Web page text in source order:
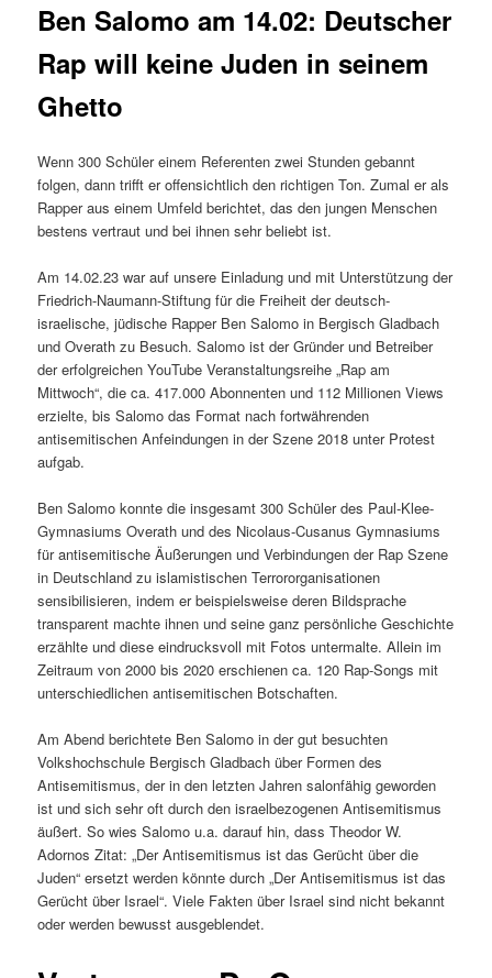
Ben Salomo am 14.02: Deutscher
Rap will keine Juden in seinem
Ghetto
Wenn 300 Schüler einem Referenten zwei Stunden gebannt
folgen, dann trifft er offensichtlich den richtigen Ton. Zumal er als
Rapper aus einem Umfeld berichtet, das den jungen Menschen
bestens vertraut und bei ihnen sehr beliebt ist.
Am 14.02.23 war auf unsere Einladung und mit Unterstützung der
Friedrich-Naumann-Stiftung für die Freiheit der deutsch-
israelische, jüdische Rapper Ben Salomo in Bergisch Gladbach
und Overath zu Besuch. Salomo ist der Gründer und Betreiber
der erfolgreichen YouTube Veranstaltungsreihe „Rap am
Mittwoch“, die ca. 417.000 Abonnenten und 112 Millionen Views
erzielte, bis Salomo das Format nach fortwährenden
antisemitischen Anfeindungen in der Szene 2018 unter Protest
aufgab.
Ben Salomo konnte die insgesamt 300 Schüler des Paul-Klee-
Gymnasiums Overath und des Nicolaus-Cusanus Gymnasiums
für antisemitische Äußerungen und Verbindungen der Rap Szene
in Deutschland zu islamistischen Terrororganisationen
sensibilisieren, indem er beispielsweise deren Bildsprache
transparent machte ihnen und seine ganz persönliche Geschichte
erzählte und diese eindrucksvoll mit Fotos untermalte. Allein im
Zeitraum von 2000 bis 2020 erschienen ca. 120 Rap-Songs mit
unterschiedlichen antisemitischen Botschaften.
Am Abend berichtete Ben Salomo in der gut besuchten
Volkshochschule Bergisch Gladbach über Formen des
Antisemitismus, der in den letzten Jahren salonfähig geworden
ist und sich sehr oft durch den israelbezogenen Antisemitismus
äußert. So wies Salomo u.a. darauf hin, dass Theodor W.
Adornos Zitat: „Der Antisemitismus ist das Gerücht über die
Juden“ ersetzt werden könnte durch „Der Antisemitismus ist das
Gerücht über Israel“. Viele Fakten über Israel sind nicht bekannt
oder werden bewusst ausgeblendet.